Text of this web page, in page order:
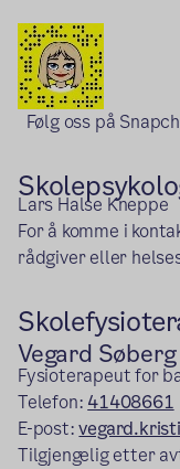
Følg oss på
Lars Halse Kneppe
For å komme i
rådgiver eller
Vegard
Fysioterapeut for
Telefon: 41408661
E-post:
Tilgjengelig etter